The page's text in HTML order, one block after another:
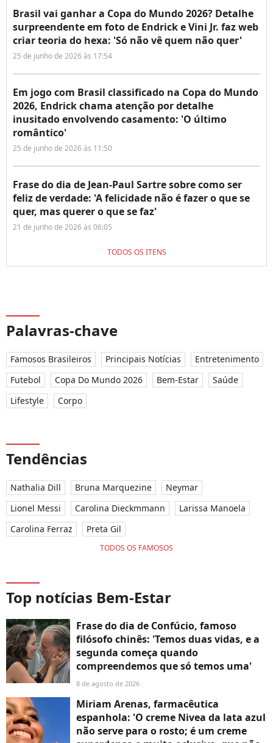
Brasil vai ganhar a Copa do Mundo 2026? Detalhe
surpreendente em foto de Endrick e Vini Jr. faz web
criar teoria do hexa: 'Só não vê quem não quer'
25 de junho de 2026 às 17:54
Em jogo com Brasil classificado na Copa do Mundo
2026, Endrick chama atenção por detalhe
inusitado envolvendo casamento: 'O último
romântico'
25 de junho de 2026 às 11:50
Frase do dia de Jean-Paul Sartre sobre como ser
feliz de verdade: 'A felicidade não é fazer o que se
quer, mas querer o que se faz'
21 de junho de 2026 às 06:05
TODOS OS ITENS
Palavras-chave
Famosos Brasileiros Principais Notícias
Entretenimento
Futebol
Copa Do Mundo 2026 Bem-Estar
Saúde
Lifestyle
Corpo
Tendências
Nathalia Dill Bruna Marquezine
Neymar
Lionel Messi
Carolina Dieckmmann
Larissa Manoela
Carolina Ferraz
Preta Gil
TODOS OS FAMOSOS
Top notícias Bem-Estar
Frase do dia de Confúcio, famoso
filósofo chinês: 'Temos duas vidas, e a
segunda começa quando
compreendemos que só temos uma'
8 de agosto de 2026
Miriam Arenas, farmacêutica
espanhola: 'O creme Nivea da lata azul
não serve para o rosto; é um creme